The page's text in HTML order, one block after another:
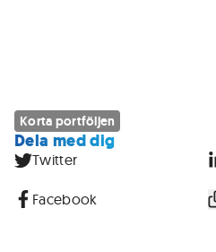
Korta portföljen
Dela med dig
Twitter
Facebook